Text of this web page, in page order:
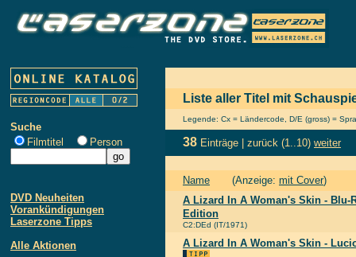
Suche
Filmtitel
Person
DVD Neuheiten
Vorankündigungen
Laserzone Tipps
Alle Aktionen
Liste aller Titel mit
Legende: Cx = Ländercode, D/E (gross) =
38 Einträge | zurück (1..10) weiter
Name (Anzeige: mit Cover)
A Lizard In A Woman's Skin - Blu-
Edition
C2:DEd (IT/1971)
A Lizard In A Woman's Skin -